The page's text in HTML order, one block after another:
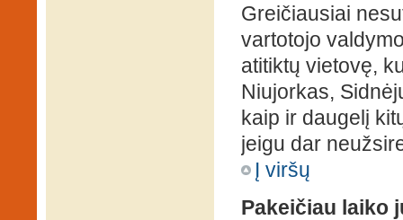
Greičiausiai
vartotojo
atitiktų vietovę,
Niujorkas,
kaip ir daugelį
jeigu dar
Į viršų
Pakeičiau laiko